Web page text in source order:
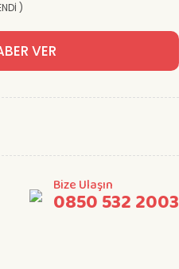
)
VER
Bize Ulaşın
0850 532 2003